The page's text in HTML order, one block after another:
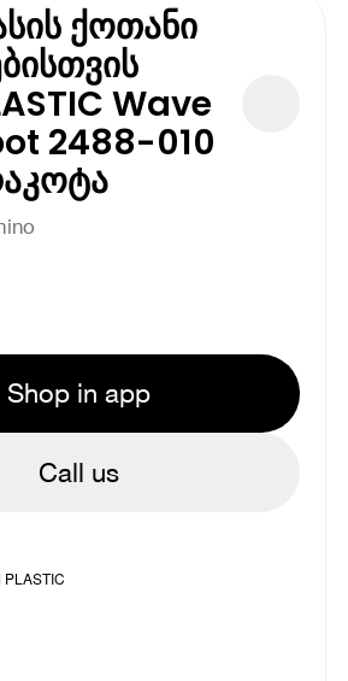
ქოთანი
Wave
2488-010
Shop in app
Call us
PLASTIC